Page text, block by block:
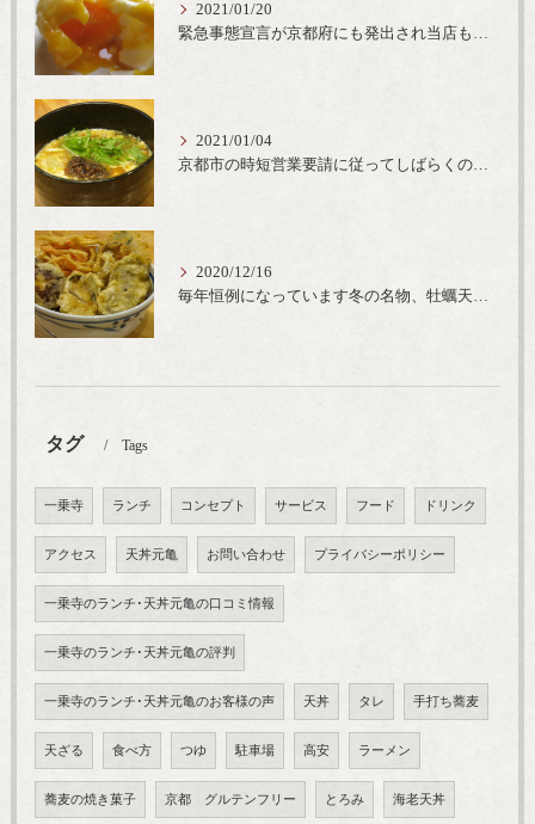
2021/01/20
緊急事態宣言が京都府にも発出され当店も要請に従って20時完全閉店という形で営業なるべく短期間での要請解除へ一致団結です
2021/01/04
京都市の時短営業要請に従ってしばらくの間20時までの営業とさせていただいております。寒い時期には温かいお蕎麦がおすすめ
2020/12/16
毎年恒例になっています冬の名物、牡蠣天丼が販売開始です、広島県産の大粒牡蠣を使用し天ぷらならではのカリと衣クリーミーな味わいをどうぞ
タグ Tags
一乗寺 ランチ コンセプト サービス フード ドリンク
アクセス 天丼元亀 お問い合わせ プライバシーポリシー
一乗寺のランチ･天丼元亀の口コミ情報
一乗寺のランチ･天丼元亀の評判
一乗寺のランチ･天丼元亀のお客様の声 天丼 タレ 手打ち蕎麦
天ざる 食べ方 つゆ 駐車場 高安 ラーメン
蕎麦の焼き菓子 京都 グルテンフリー とろみ 海老天丼